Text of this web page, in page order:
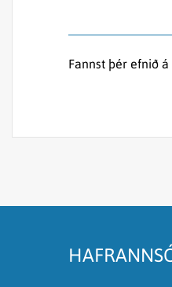
Fannst þér efnið